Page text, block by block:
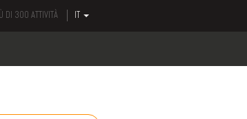
DI 300 ATTIVITÀ IT